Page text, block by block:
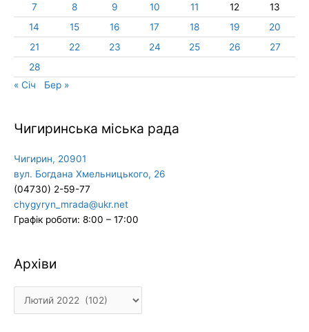
7
8 9 10 11 12
13
14
15 16 17 18 19
20
21
22 23 24 25 26
27
28
« Січ
Бер »
Чигиринська міська рада
Чигирин, 20901
вул. Богдана Хмельницького, 26
(04730) 2-59-77
chygyryn_mrada@ukr.net
Графік роботи: 8:00 – 17:00
Архіви
Архіви